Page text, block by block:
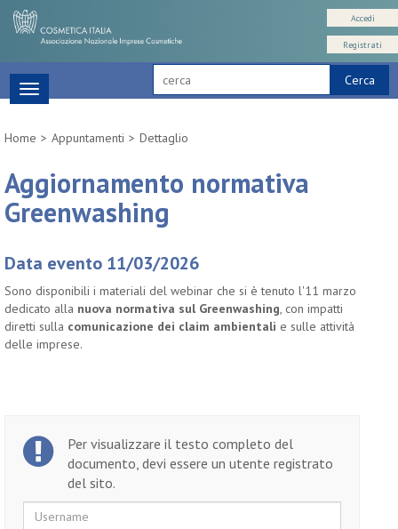
Cerca
Accedi
Registrati
Toggle
navigation
Home
Appuntamenti Dettaglio
Aggiornamento normativa
Greenwashing
Data evento 11/03/2026
Sono disponibili i materiali del webinar che si è tenuto l'11 marzo
dedicato alla nuova normativa sul Greenwashing, con impatti
diretti sulla comunicazione dei claim ambientali e sulle attività
delle imprese.
Per visualizzare il testo completo del
documento, devi essere un utente registrato
del sito.
Username